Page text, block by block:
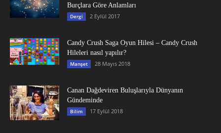
Burçlara Göre Anlamları
Dergi 2 Eylül 2017
Candy Crush Saga Oyun Hilesi – Candy Crush
Hileleri nasıl yapılır?
Manşet 28 Mayıs 2018
Canan Dağdeviren Buluşlarıyla Dünyanın
Gündeminde
Bilim 17 Eylül 2018